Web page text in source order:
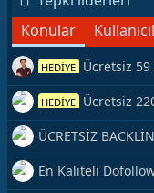
Konular
HEDİYE Ücretsiz
Kaynağı
HEDİYE Ücretsiz
Veriyorum
ÜCRETSİZ
Hemen Yetiş!
En Kaliteli